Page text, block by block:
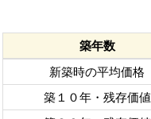
築年数
新築時の平均価格
築１０年・残存価値